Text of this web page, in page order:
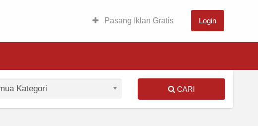
Pasang Iklan Gratis Login
CARI